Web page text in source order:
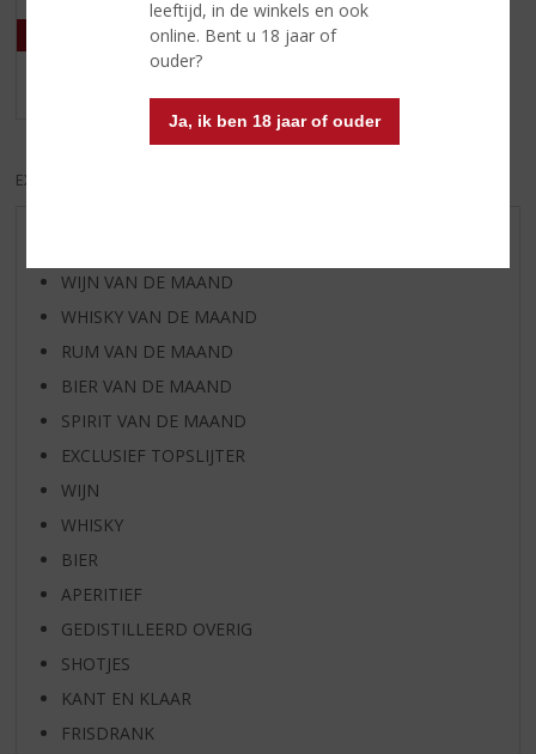
leeftijd, in de winkels en ook
online. Bent u 18 jaar of
ouder?
Ja, ik ben 18 jaar of ouder
EXCL. BTW
WIJN VAN DE MAAND
WHISKY VAN DE MAAND
RUM VAN DE MAAND
BIER VAN DE MAAND
SPIRIT VAN DE MAAND
EXCLUSIEF TOPSLIJTER
WIJN
WHISKY
BIER
APERITIEF
GEDISTILLEERD OVERIG
SHOTJES
KANT EN KLAAR
FRISDRANK